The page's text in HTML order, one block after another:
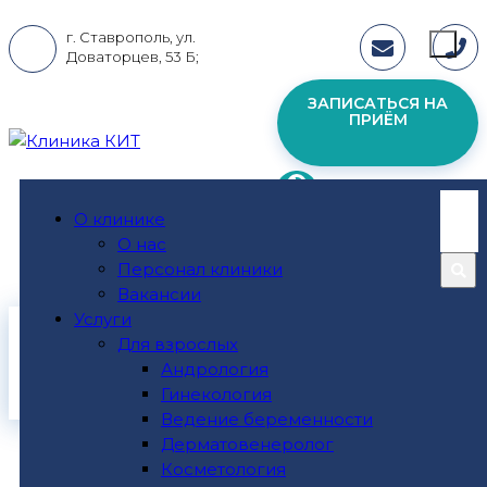
г. Ставрополь, ул.
Доваторцев, 53 Б;
ЗАПИСАТЬСЯ НА
ПРИЁМ
пн - пт: 08:00-19:00; сб - вс: 09:00 - 17:00
О клинике
О нас
Персонал клиники
Вакансии
Услуги
Для взрослых
Андрология
Гинекология
Ведение беременности
Дерматовенеролог
Косметология
Главная
Кухарева Елена Николаевна